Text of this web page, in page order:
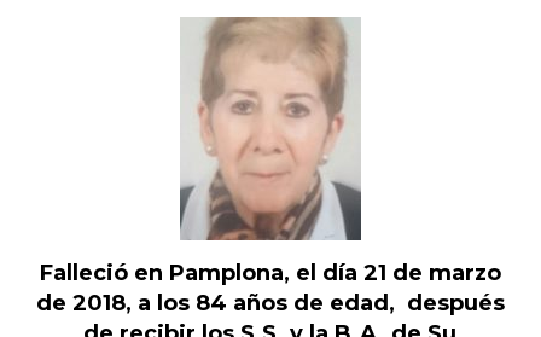
Falleció en Pamplona, el día 21 de marzo
de 2018, a los 84 años de edad, después